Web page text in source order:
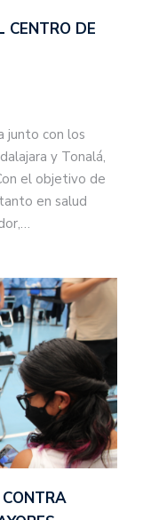
CENTRO DE
junto con los
y Tonalá,
el objetivo de
en salud